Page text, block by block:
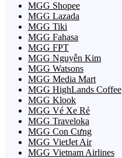
MGG Shopee
MGG Lazada
MGG Tiki
MGG Fahasa
MGG FPT
MGG Nguyễn Kim
MGG Watsons
MGG Media Mart
MGG HighLands Coffee
MGG Klook
MGG Vé Xe Rẻ
MGG Traveloka
MGG Con Cưng
MGG VietJet Air
MGG Vietnam Airlines